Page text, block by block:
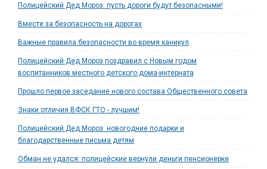
Полицейский Дед Мороз: пусть дороги будут безопасными!
Вместе за безопасность на дорогах
Важные правила безопасности во время каникул
Полицейский Дед Мороз поздравил с Новым годом
воспитанников местного детского дома-интерната
Прошло первое заседание нового состава Общественного совета
Знаки отличия ВФСК ГТО - лучшим!
Полицейский Дед Мороз: новогодние подарки и
благодарственные письма детям
Обман не удался: полицейские вернули деньги пенсионерке